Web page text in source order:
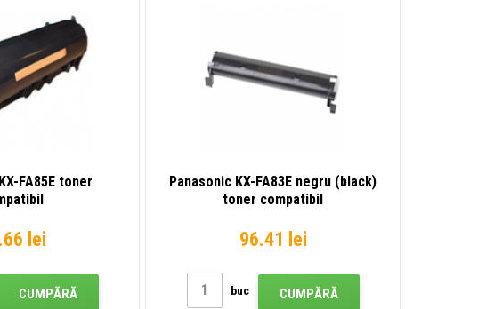
FA85E toner
lei
CUMPĂRĂ
Panasonic KX-FA83E negru (black)
toner compatibil
96.41 lei
buc CUMPĂRĂ